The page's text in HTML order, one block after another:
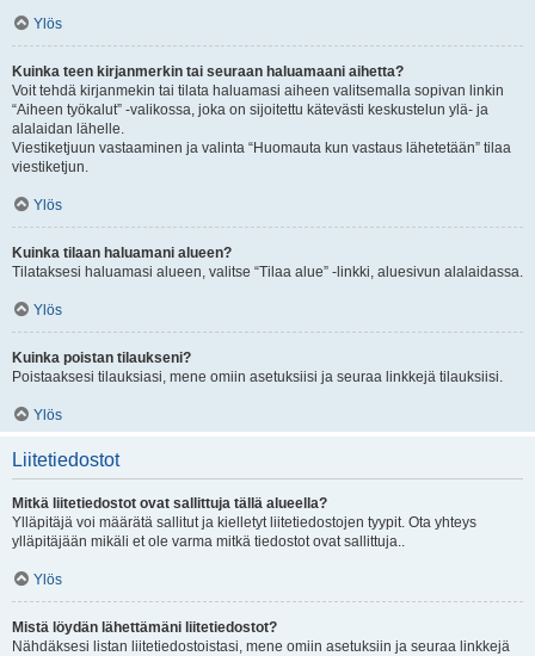
Ylös
Kuinka teen kirjanmerkin tai seuraan haluamaani aihetta?
Voit tehdä kirjanmekin tai tilata haluamasi aiheen valitsemalla sopivan linkin
“Aiheen työkalut” -valikossa, joka on sijoitettu kätevästi keskustelun ylä- ja
alalaidan lähelle.
Viestiketjuun vastaaminen ja valinta “Huomauta kun vastaus lähetetään” tilaa
viestiketjun.
Ylös
Kuinka tilaan haluamani alueen?
Tilataksesi haluamasi alueen, valitse “Tilaa alue” -linkki, aluesivun alalaidassa.
Ylös
Kuinka poistan tilaukseni?
Poistaaksesi tilauksiasi, mene omiin asetuksiisi ja seuraa linkkejä tilauksiisi.
Ylös
Liitetiedostot
Mitkä liitetiedostot ovat sallittuja tällä alueella?
Ylläpitäjä voi määrätä sallitut ja kielletyt liitetiedostojen tyypit. Ota yhteys
ylläpitäjään mikäli et ole varma mitkä tiedostot ovat sallittuja..
Ylös
Mistä löydän lähettämäni liitetiedostot?
Nähdäksesi listan liitetiedostoistasi, mene omiin asetuksiin ja seuraa linkkejä